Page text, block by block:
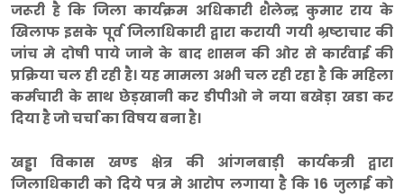
जरूरी है कि जिला कार्यक्रम अधिकारी शैलेन्द्र कुमार राय के
खिलाफ इसके पूर्व जिलाधिकारी द्वारा करायी गयी भ्रष्टाचार की
जांच मे दोषी पाये जाने के बाद शासन की ओर से कार्रवाई की
प्रक्रिया चल ही रही है। यह मामला अभी चल रही रहा है कि महिला
कर्मचारी के साथ छेड़खानी कर डीपीओ ने नया बखेड़ा खडा कर
दिया है जो चर्चा का विषय बना है।
खड्डा विकास खण्ड क्षेत्र की आंगनबाड़ी कार्यकत्री द्वारा
जिलाधिकारी को दिये पत्र मे आरोप लगाया है कि 16 जुलाई को